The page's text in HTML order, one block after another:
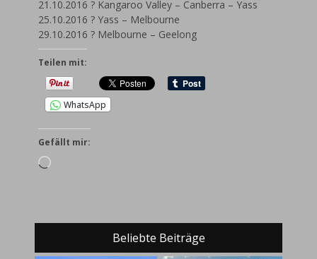
21.10.2016 ? Kangaroo Valley – Canberra – Yass
25.10.2016 ? Yass – Melbourne
29.10.2016 ? Melbourne – Geelong
Teilen mit:
WhatsApp
Gefällt mir:
Wird
Beliebte Beiträge